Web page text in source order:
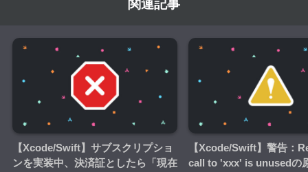
関連記事
【Xcode/Swift】サブスクリプショ
ンを実装中、決済証としたら「現在
【Xcode/Swift】警告：
call to 'xxx' is unusedの